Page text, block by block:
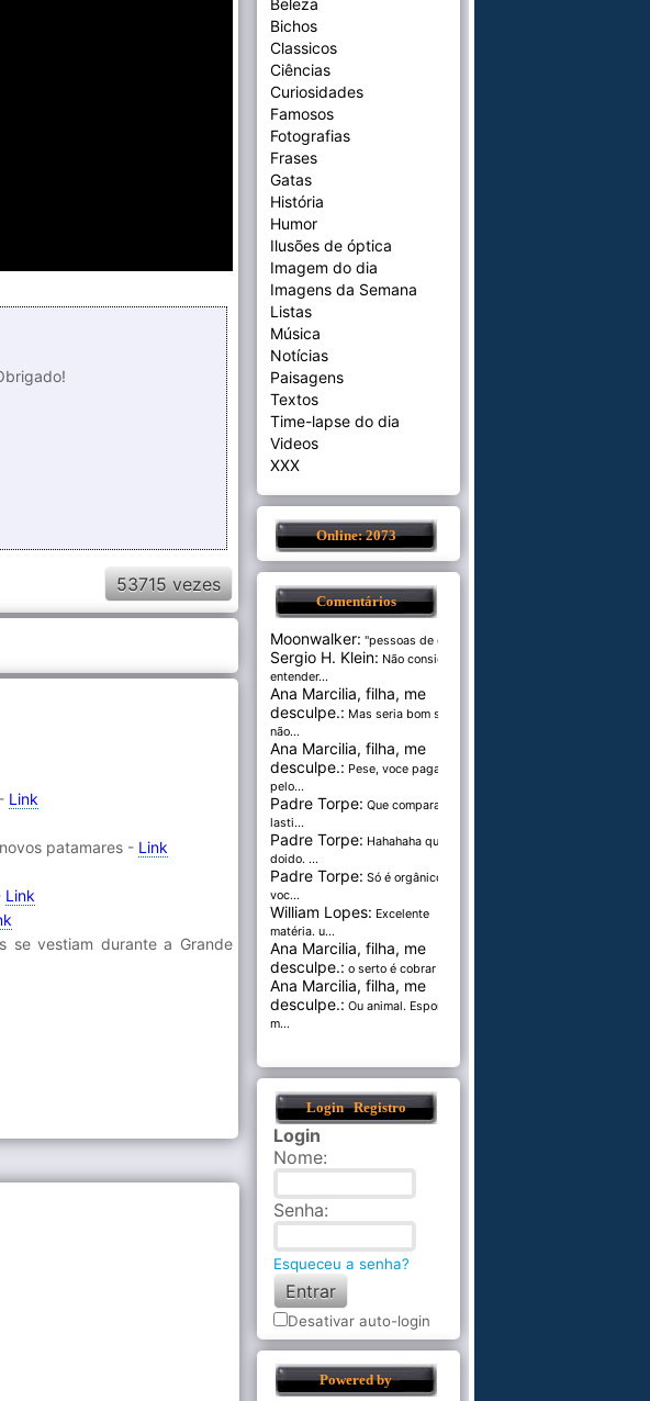
53715 vezes
Link
patamares - Link
Link
se vestiam durante a Grande
Beleza
Bichos
Classicos
Ciências
Curiosidades
Famosos
Fotografias
Frases
Gatas
História
Humor
Ilusões de óptica
Imagem do dia
Imagens da Semana
Listas
Música
Notícias
Paisagens
Textos
Time-lapse do dia
Videos
XXX
Online: 2073
Comentários
Moonwalker: "pessoas de cer...
Sergio H. Klein: Não consigo
entender...
Ana Marcilia, filha, me
desculpe.: Mas seria bom se
não...
Ana Marcilia, filha, me
desculpe.: Pese, voce paga
pelo...
Padre Torpe: Que comparação
lasti...
Padre Torpe: Hahahaha que
doido. ...
Padre Torpe: Só é orgânico se
voc...
William Lopes: Excelente
matéria. u...
Ana Marcilia, filha, me
desculpe.: o serto é cobrar pel...
Ana Marcilia, filha, me
desculpe.: Ou animal. Esponja
m...
Login Registro
Login
Nome:
Senha:
Esqueceu a senha?
Desativar auto-login
Powered by